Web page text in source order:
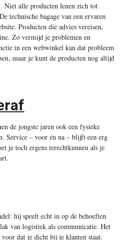
Niet alle producten lenen zich tot
technische bagage van een ervaren
Producten die advies vereisen,
Zo vermijd je problemen en
in een webwinkel kan dat probleem
maar je kunt de producten nog altijd
de jongste jaren ook een fysieke
Service – voor én na – blijft een erg
je toch ergens terechtkunnen als je
hij speelt echt in op de behoeften
van logistiek als communicatie. Het
dat je dicht bij je klanten staat.